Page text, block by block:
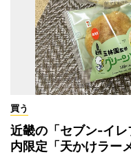
買う
近畿の「セブン-イ
内限定「天かけラー